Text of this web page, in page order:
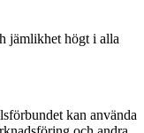
jämlikhet högt i alla
kan använda